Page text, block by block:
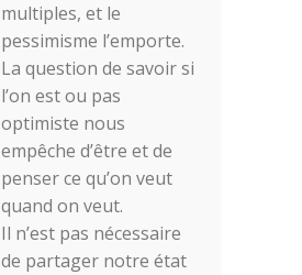
multiples, et le
pessimisme l’emporte.
La question de savoir si
l’on est ou pas
optimiste nous
empêche d’être et de
penser ce qu’on veut
quand on veut.
Il n’est pas nécessaire
de partager notre état